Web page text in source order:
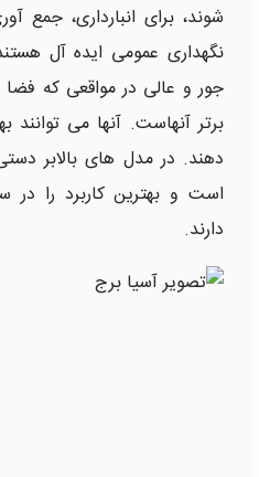
شوند، برای انبارداری، جمع
نگهداری عمومی ایده آل
جور و عالی در مواقعی که
برتر آنهاست. آنها می
دهند. در مدل های بالابر
است و بهترین کاربرد را
دارند.